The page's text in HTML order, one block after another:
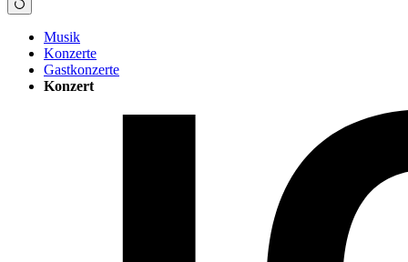
Musik
Konzerte
Gastkonzerte
Konzert